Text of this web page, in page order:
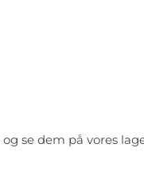
se dem på vores